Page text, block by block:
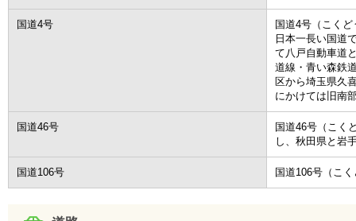
国道4号
国道4号（こく
日本一長い国道
て八戸自動車道
道線・青い森鉄
区から埼玉県久
にかけては旧南
国道46号
国道46号（こく
し、秋田県と岩
国道106号 国道106号（こ